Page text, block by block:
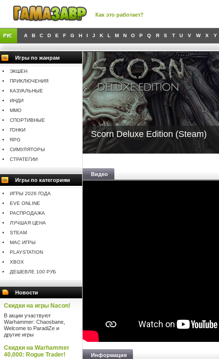
Как это работает?
A B C D E F G H I J K L M N O P Q R S T U V W X Y
Игры по жанрам
ЭКШЕН
ПРИКЛЮЧЕНИЯ
КАЗУАЛЬНЫЕ
ИНДИ
MMO
СПОРТИВНЫЕ
ГОНКИ
RPG
СИМУЛЯТОРЫ
СТРАТЕГИИ
Игры по категориям
ИГРЫ 2026 ГОДА
EVE ONLINE
РАСПРОДАЖА
ЛУЧШАЯ ЦЕНА
STEAM
MAC ИГРЫ
PLAYSTATION
XBOX
ДЕШЕВЛЕ 100 РУБ
Новости
Скидки на игры Nacon!
В акции участвуют
Warhammer: Chaosbane,
Welcome to ParadiZe и
другие игры
Скидки на Warhammer
40,000: Rogue Trader!
Scorn Deluxe Edition (Steam)
Видео
Информация